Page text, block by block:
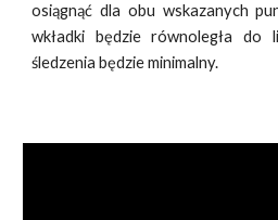
osiągnąć dla obu wskazanych
wkładki będzie równoległa do
śledzenia będzie minimalny.